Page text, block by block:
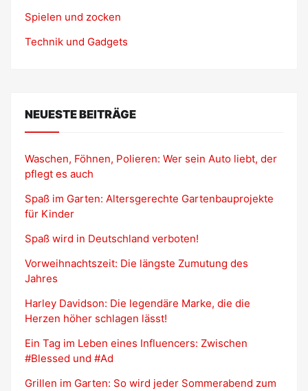
Spielen und zocken
Technik und Gadgets
NEUESTE BEITRÄGE
Waschen, Föhnen, Polieren: Wer sein Auto liebt, der
pflegt es auch
Spaß im Garten: Altersgerechte Gartenbauprojekte
für Kinder
Spaß wird in Deutschland verboten!
Vorweihnachtszeit: Die längste Zumutung des
Jahres
Harley Davidson: Die legendäre Marke, die die
Herzen höher schlagen lässt!
Ein Tag im Leben eines Influencers: Zwischen
#Blessed und #Ad
Grillen im Garten: So wird jeder Sommerabend zum